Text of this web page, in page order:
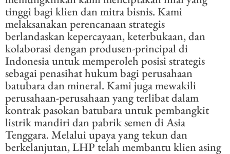
tinggi bagi klien dan mitra bisnis. Kami
melaksanakan perencanaan strategis
berlandaskan kepercayaan, keterbukaan, dan
kolaborasi dengan produsen-principal di
Indonesia untuk memperoleh posisi strategis
sebagai penasihat hukum bagi perusahaan
batubara dan mineral. Kami juga mewakili
perusahaan-perusahaan yang terlibat dalam
kontrak pasokan batubara untuk pembangkit
listrik mandiri dan pabrik semen di Asia
Tenggara. Melalui upaya yang tekun dan
berkelanjutan, LHP telah membantu klien asing